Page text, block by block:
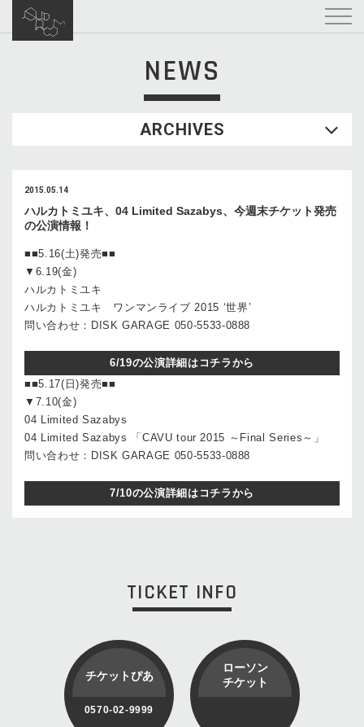
NEWS
ARCHIVES
2015.05.14
ハルカトミユキ、04 Limited Sazabys、今週末チケット発売
の公演情報！
■■5.16(土)発売■■
▼6.19(金)
ハルカトミユキ
ハルカトミユキ ワンマンライブ 2015 ‘世界’
問い合わせ：DISK GARAGE 050-5533-0888
6/19の公演詳細はコチラから
■■5.17(日)発売■■
▼7.10(金)
04 Limited Sazabys
04 Limited Sazabys 「CAVU tour 2015 ～Final Series～」
問い合わせ：DISK GARAGE 050-5533-0888
7/10の公演詳細はコチラから
TICKET INFO
チケットぴあ
0570-02-9999
ローソン
チケット